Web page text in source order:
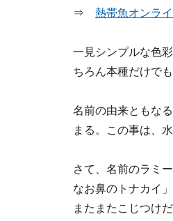
⇒ 熱帯魚オンラ
一見シンプルな色
ちろん本種だけで
名前の由来ともな
まる。この事は、
さて、名前のラミ
なお鼻のトナカイ
またまたこじつけ